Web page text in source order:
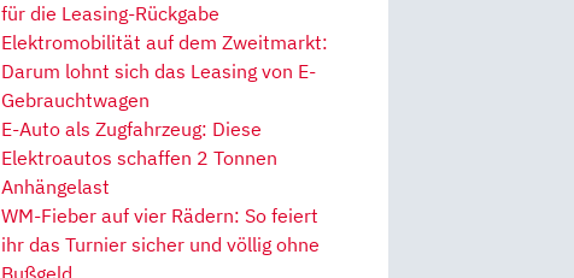
für die Leasing-Rückgabe
Elektromobilität auf dem Zweitmarkt:
Darum lohnt sich das Leasing von E-
Gebrauchtwagen
E-Auto als Zugfahrzeug: Diese
Elektroautos schaffen 2 Tonnen
Anhängelast
WM-Fieber auf vier Rädern: So feiert
ihr das Turnier sicher und völlig ohne
Bußgeld